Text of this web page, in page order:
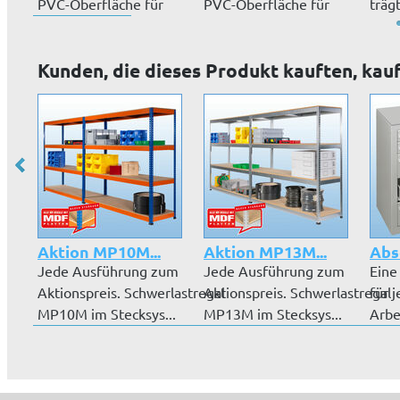
PVC-Oberfläche für
PVC-Oberfläche für
Kunden, die dieses Produkt kauften,
Aktion MP10M...
Jede Ausführung zum
Aktionspreis. Schwerlastregal
MP10M im Stecksys...
Aktion MP13M...
Jede Ausführung zum
Aktionspreis. Schwerlastregal
MP13M im Stecksys...
für